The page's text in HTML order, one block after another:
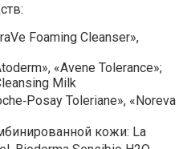
Foaming Cleanser»,
«Avene Tolerance»;
Milk
Toleriane», «Noreva
кожи: La